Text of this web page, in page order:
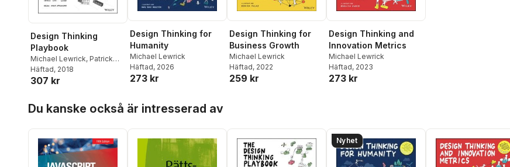
Design Thinking
Playbook
Michael Lewrick, Patrick
Link,Larry Leifer
Häftad, 2018
307 kr
Design Thinking for
Humanity
Michael Lewrick
Häftad, 2026
273 kr
Design Thinking for
Business Growth
Michael Lewrick
Häftad, 2022
259 kr
Design Thinking and
Innovation Metrics
Michael Lewrick
Häftad, 2023
273 kr
Du kanske också är intresserad av
Nyhet